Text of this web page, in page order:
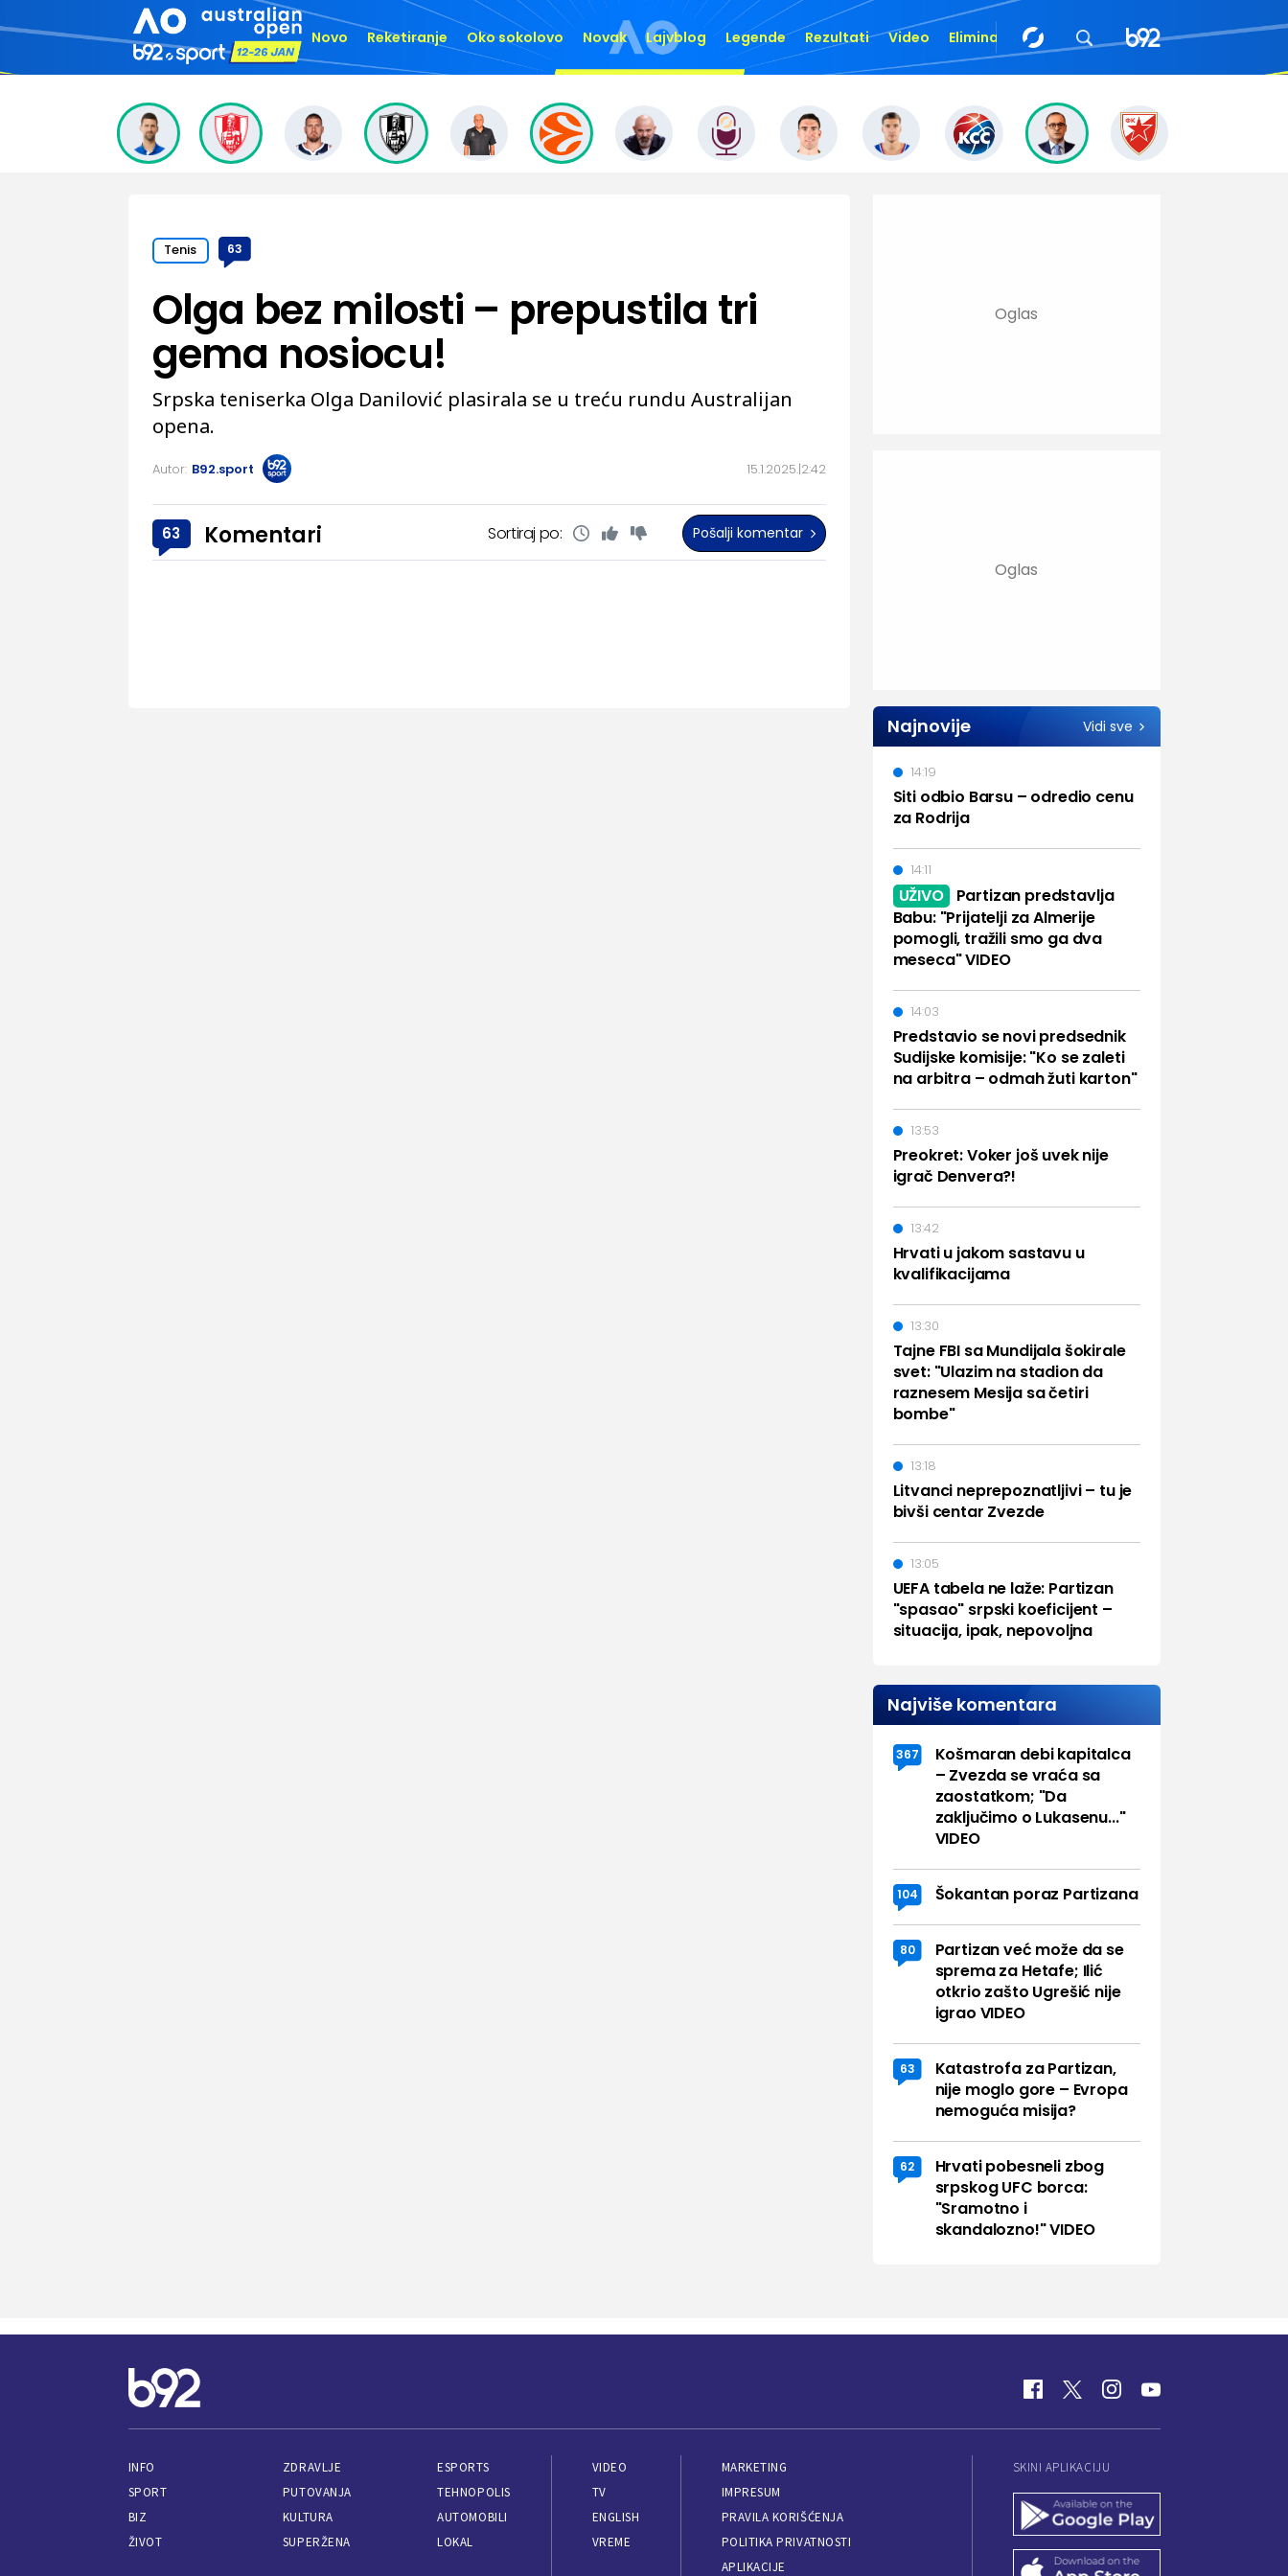
Novo Reketiranje Oko sokolovo Novak Lajvblog Legende Rezultati Video Eliminacije
Tenis 63
15.1.2025. 2:42
Olga bez milosti – prepustila tri
gema nosiocu!
Srpska teniserka Olga Danilović plasirala se u treću rundu Australijan
opena.
Autor: B92.sport
63 Komentari Sortiraj po: Pošalji komentar
Najnovije Vidi sve
Siti odbio Barsu – odredio cenu
za Rodrija
14:19
UŽIVO
Partizan predstavlja
Babu: "Prijatelji za Almerije
pomogli, tražili smo ga dva
meseca" VIDEO
14:11
Predstavio se novi predsednik
Sudijske komisije: "Ko se zaleti
na arbitra – odmah žuti karton"
14:03
Preokret: Voker još uvek nije
igrač Denvera?!
13:53
Hrvati u jakom sastavu u
kvalifikacijama
13:42
Tajne FBI sa Mundijala šokirale
svet: "Ulazim na stadion da
raznesem Mesija sa četiri
bombe"
13:30
Litvanci neprepoznatljivi – tu je
bivši centar Zvezde
13:18
UEFA tabela ne laže: Partizan
"spasao" srpski koeficijent –
situacija, ipak, nepovoljna
13:05
Najviše komentara
367
Košmaran debi kapitalca
– Zvezda se vraća sa
zaostatkom; "Da
zaključimo o Lukasenu..."
VIDEO
104 Šokantan poraz Partizana
80
Partizan već može da se
sprema za Hetafe; Ilić
otkrio zašto Ugrešić nije
igrao VIDEO
63
Katastrofa za Partizan,
nije moglo gore – Evropa
nemoguća misija?
62
Hrvati pobesneli zbog
srpskog UFC borca:
"Sramotno i
skandalozno!" VIDEO
INFO
SPORT
BIZ
ŽIVOT
ZDRAVLJE
PUTOVANJA
KULTURA
SUPERŽENA
ESPORTS
TEHNOPOLIS
AUTOMOBILI
LOKAL
VIDEO
TV
ENGLISH
VREME
MARKETING
IMPRESUM
PRAVILA KORIŠĆENJA
POLITIKA PRIVATNOSTI
APLIKACIJE
SKINI APLIKACIJU